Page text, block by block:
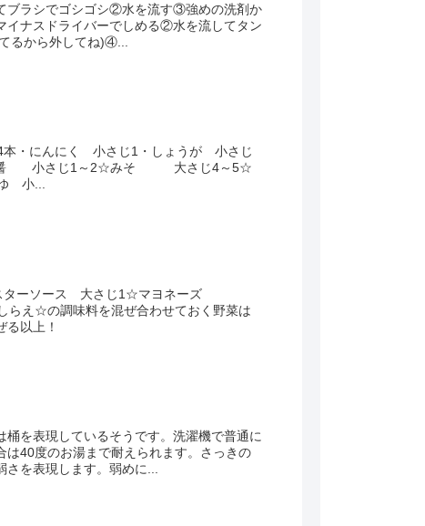
ブラシでゴシゴシ②水を流す③強めの洗剤か
ナスドライバーでしめる②水を流してタン
るから外してね)④...
にんにく 小さじ1・しょうが 小さじ
小さじ1～2☆みそ 大さじ4～5☆
小...
イスターソース 大さじ1☆マヨネーズ
の調味料を混ぜ合わせておく野菜は
以上！
を表現しているそうです。洗濯機で普通に
40度のお湯まで耐えられます。さっきの
さを表現します。弱めに...